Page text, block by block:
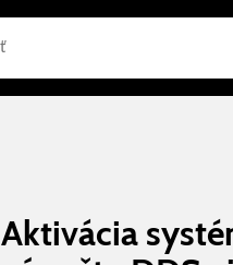
Aktivácia